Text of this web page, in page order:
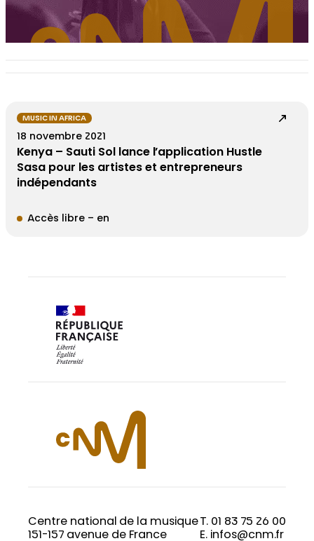
MUSIC IN AFRICA
18 novembre 2021
Kenya – Sauti Sol lance l’application Hustle
Sasa pour les artistes et entrepreneurs
indépendants
Accès libre – en
Centre national de la musique
151-157 avenue de France
T. 01 83 75 26 00
E. infos@cnm.fr